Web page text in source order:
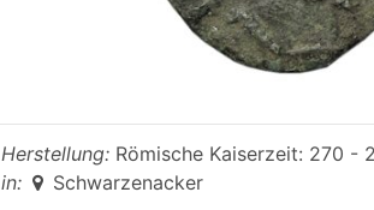
Herstellung: Römische Kaiserzeit: 270 -
in:
Schwarzenacker